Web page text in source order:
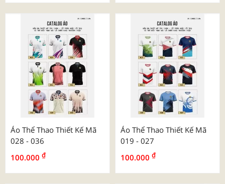
Áo Thể Thao Thiết Kế Mã
028 - 036
100.000 ₫
Áo Thể Thao Thiết Kế Mã
019 - 027
100.000 ₫